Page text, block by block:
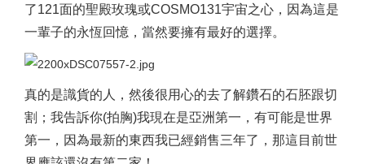
了121面的聖殿玫瑰或COSMO131宇宙之心，因為這是
一輩子的永恆回憶，當然要擁有最好的選擇。
真的是識貨的人，然後很用心的去了解鑽石的石胚跟切
割；我告訴你(拍胸)我現在是亞洲第一，有可能是世界
第一，因為最新的東西我已經銷售三年了，那這目前世